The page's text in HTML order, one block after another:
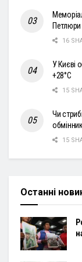
Петлюри
16
У Києві
+28°С
15
Чи
15
Останні